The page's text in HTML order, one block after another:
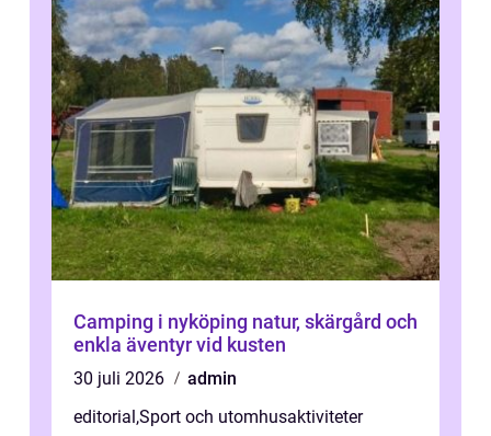
Camping i nyköping natur, skärgård och
enkla äventyr vid kusten
30 juli 2026
admin
editorial ,Sport och utomhusaktiviteter